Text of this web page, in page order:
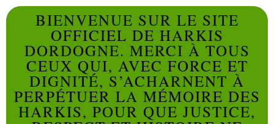
BIENVENUE SUR LE SITE
OFFICIEL DE HARKIS
DORDOGNE. MERCI À TOUS
CEUX QUI, AVEC FORCE ET
DIGNITÉ, S’ACHARNENT À
PERPÉTUER LA MÉMOIRE DES
HARKIS, POUR QUE JUSTICE,